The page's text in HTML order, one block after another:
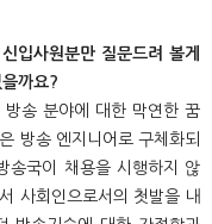
입사원분만 질문드려 볼게
까요?
송 분야에 대한 막연한 꿈
방송 엔지니어로 구체화되
송국이 채용을 시행하지 않
사회인으로서의 첫발을 내